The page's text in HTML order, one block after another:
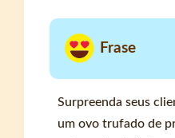
Frase
Surpreenda seus
um ovo trufado de